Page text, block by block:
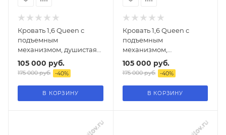
Кровать 1,6 Queen с
подъемным
механизмом, душистая
лаванда
105 000 руб.
175 000руб. -40%
В КОРЗИНУ
Кровать 1,6 Queen с
подъемным
механизмом,
гравитация
105 000 руб.
175 000руб. -40%
В КОРЗИНУ